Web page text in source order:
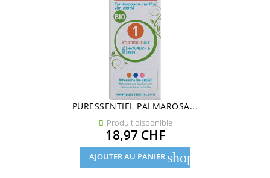
PURESSENTIEL PALMAROSA...
 Produit disponible
Prix
18,97 CHF
AJOUTER AU PANIER shopping_cart